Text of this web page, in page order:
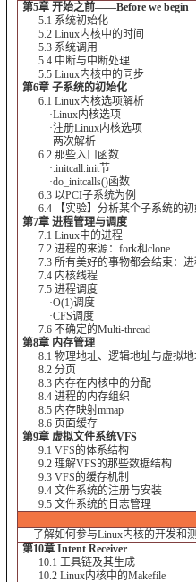
第5章 开始之前——Before we begin
5.1 系统初始化
5.2 Linux内核中的时间
5.3 系统调用
5.4 中断与中断处理
5.5 Linux内核中的同步
第6章 子系统的初始化
6.1 Linux内核选项解析
·Linux内核选项
·注册Linux内核选项
·两次解析
6.2 那些入口函数
·.initcall.init节
·do_initcalls()函数
6.3 以PCI子系统为例
6.4 【实验】分析某个子系统的初
第7章 进程管理与调度
7.1 Linux中的进程
7.2 进程的来源：fork和clone
7.3 所有美好的事物都会结束：进
7.4 内核线程
7.5 进程调度
·O(1)调度
·CFS调度
7.6 不确定的Multi-thread
第8章 内存管理
8.1 物理地址、逻辑地址与虚拟地
8.2 分页
8.3 内存在内核中的分配
8.4 进程的内存组织
8.5 内存映射mmap
8.6 页面缓存
第9章 虚拟文件系统VFS
9.1 VFS的体系结构
9.2 理解VFS的那些数据结构
9.3 VFS的缓存机制
9.4 文件系统的注册与安装
9.5 文件系统的日志管理
了解如何参与Linux内核的开发和
第10章 Intent Receiver
10.1 工具链及其生成
10.2 Linux内核中的Makefile